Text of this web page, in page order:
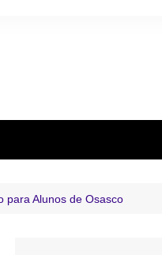
para Alunos de Osasco